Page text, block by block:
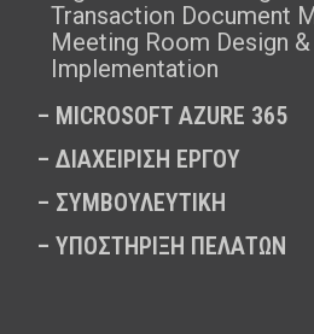
Transaction Document
Meeting Room Design &
Implementation
– MICROSOFT AZURE 365
– ΔΙΑΧΕΙΡΙΣΗ ΕΡΓΟΥ
– ΣΥΜΒΟΥΛΕΥΤΙΚΗ
– ΥΠΟΣΤΗΡΙΞΗ ΠΕΛΑΤΩΝ